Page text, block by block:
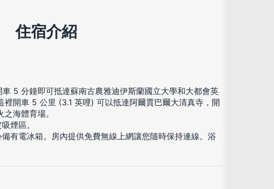
住宿介紹
5 分鐘即可抵達蘇南古農雅迪伊斯蘭國立大學和大都會英
開車 5 公里 (3.1 英哩) 可以抵達阿爾賈巴爾大清真寺，開
海體育場。
煙區。
有電冰箱。房內提供免費無線上網讓您隨時保持連線。浴